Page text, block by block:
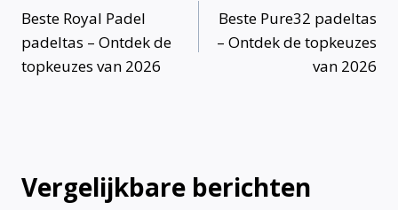
navigatie
Beste Royal Padel
padeltas – Ontdek de
topkeuzes van 2026
Beste Pure32 padeltas
– Ontdek de topkeuzes
van 2026
Vergelijkbare berichten